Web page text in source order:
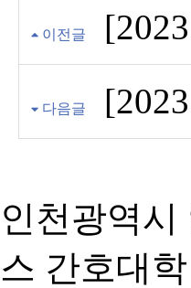
이전글
다음글
인천광역시
스 간호대